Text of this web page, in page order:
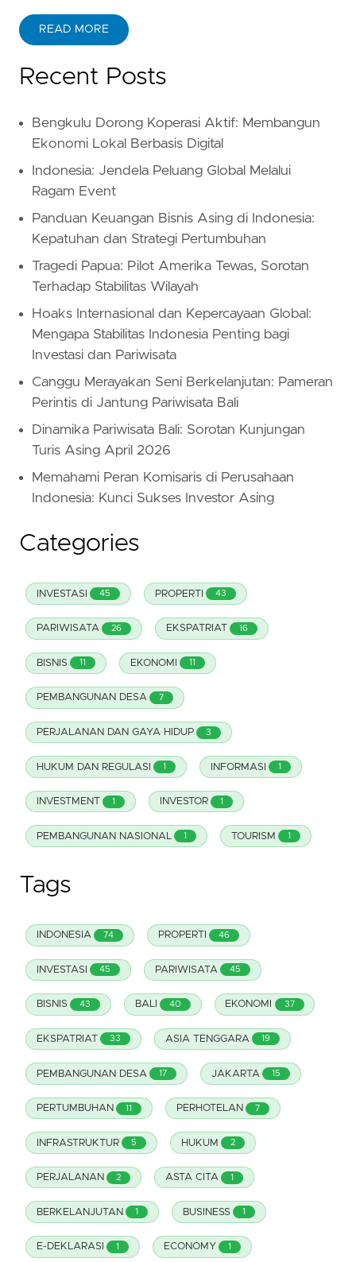
READ MORE
Recent Posts
Bengkulu Dorong Koperasi Aktif: Membangun
Ekonomi Lokal Berbasis Digital
Indonesia: Jendela Peluang Global Melalui
Ragam Event
Panduan Keuangan Bisnis Asing di Indonesia:
Kepatuhan dan Strategi Pertumbuhan
Tragedi Papua: Pilot Amerika Tewas, Sorotan
Terhadap Stabilitas Wilayah
Hoaks Internasional dan Kepercayaan Global:
Mengapa Stabilitas Indonesia Penting bagi
Investasi dan Pariwisata
Canggu Merayakan Seni Berkelanjutan: Pameran
Perintis di Jantung Pariwisata Bali
Dinamika Pariwisata Bali: Sorotan Kunjungan
Turis Asing April 2026
Memahami Peran Komisaris di Perusahaan
Indonesia: Kunci Sukses Investor Asing
Categories
INVESTASI 45 PROPERTI 43
PARIWISATA 26 EKSPATRIAT 16
BISNIS 11 EKONOMI 11
PEMBANGUNAN DESA 7
PERJALANAN DAN GAYA HIDUP 3
HUKUM DAN REGULASI 1 INFORMASI 1
INVESTMENT 1 INVESTOR 1
PEMBANGUNAN NASIONAL 1 TOURISM 1
Tags
INDONESIA 74 PROPERTI 46
INVESTASI 45 PARIWISATA 45
BISNIS 43 BALI 40 EKONOMI 37
EKSPATRIAT 33 ASIA TENGGARA 19
PEMBANGUNAN DESA 17 JAKARTA 15
PERTUMBUHAN 11 PERHOTELAN 7
INFRASTRUKTUR 5 HUKUM 2
PERJALANAN 2 ASTA CITA 1
BERKELANJUTAN 1 BUSINESS 1
E-DEKLARASI 1 ECONOMY 1